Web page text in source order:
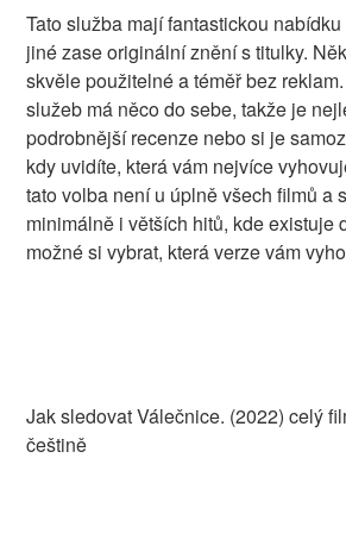
Tato služba mají fantastickou
jiné zase originální znění s titulky.
skvěle použitelné a téměř bez
služeb má něco do sebe, takže je
podrobnější recenze nebo si je
kdy uvidíte, která vám nejvíce
tato volba není u úplně všech filmů a
minimálně i větších hitů, kde existuje
možné si vybrat, která verze vám
Jak sledovat Válečnice. (2022) celý
češtině